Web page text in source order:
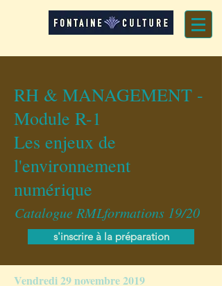
RH & MANAGEMENT -
Module R-1
Les enjeux de
l'environnement
numérique
Catalogue RMLformations 19/20
s'inscrire à la préparation
Vendredi 29 novembre 2019